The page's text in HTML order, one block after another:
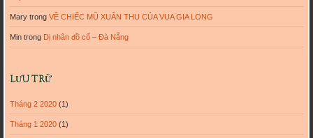
Marytrong VỀ CHIẾC MŨ XUÂN THU CỦA VUA GIA LONG
Mintrong Dị nhân đồ cổ – Đà Nẵng
LƯU TRỮ
Tháng 2 2020(1)
Tháng 1 2020(1)